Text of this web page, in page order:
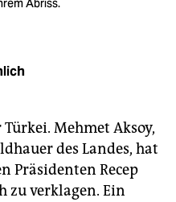
Abriss.
Mehmet Aksoy,
des Landes, hat
Präsidenten Recep
zu verklagen. Ein